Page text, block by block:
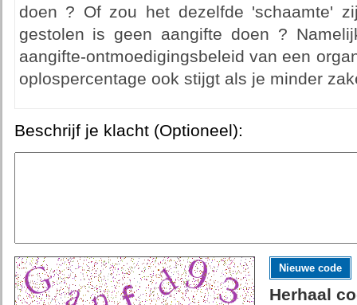
doen ? Of zou het dezelfde 'schaamte'
gestolen is geen aangifte doen ?
aangifte-ontmoedigingsbeleid van een
oplospercentage ook stijgt als je minder
Beschrijf je klacht (Optioneel):
Nieuwe code
Herhaal